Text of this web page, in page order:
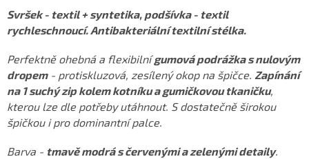
Svršek - textil + syntetika, podšívka - textil
rychleschnoucí. Antibakteriální textilní stélka.
Perfektně ohebná a flexibilnígumová podrážka s nulovým
dropem- protiskluzová, zesílený okop na špičce. Zapínání
na 1 suchý zip kolem kotníku a gumičkovou tkaničku,
kterou lze dle potřeby utáhnout. S dostatečně širokou
špičkou i pro dominantní palce.
Barva - tmavě modrá s červenými a zelenými detaily.